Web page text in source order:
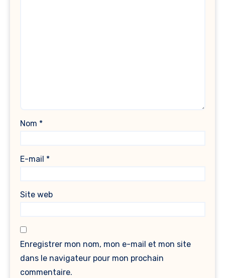
Nom *
E-mail *
Site web
Enregistrer mon nom, mon e-mail et mon site
dans le navigateur pour mon prochain
commentaire.